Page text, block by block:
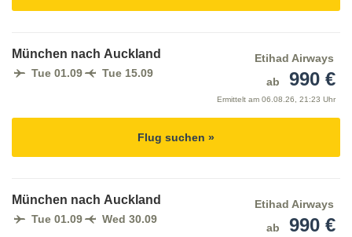
München nach Auckland
Tue 01.09 Tue 15.09
Etihad Airways
ab
990 €
Ermittelt am 06.08.26, 21:23 Uhr
Flug suchen »
München nach Auckland
Tue 01.09 Wed 30.09
Etihad Airways
ab
990 €